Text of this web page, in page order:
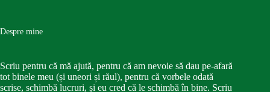
Despre mine
Scriu pentru că mă ajută, pentru că am nevoie să dau pe-afară
tot binele meu (și uneori și răul), pentru că vorbele odată
scrise, schimbă lucruri, și eu cred că le schimbă în bine. Scriu